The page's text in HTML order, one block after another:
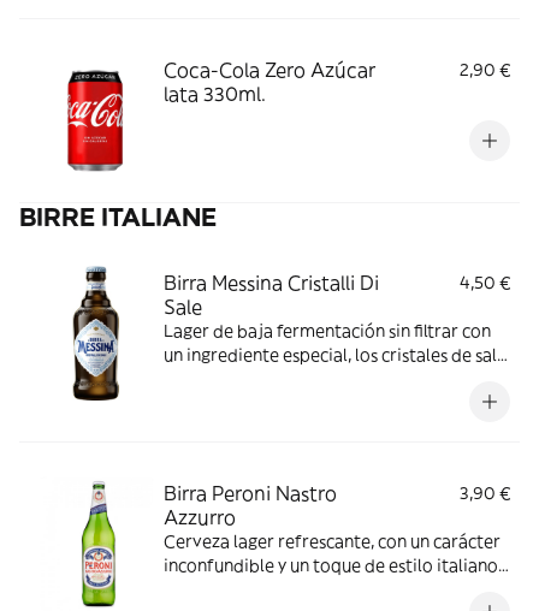
Coca-Cola Zero Azúcar
lata 330ml.
2,90 €
BIRRE ITALIANE
Birra Messina Cristalli Di
Sale
4,50 €
Lager de baja fermentación sin filtrar con
un ingrediente especial, los cristales de sal
Birra Peroni Nastro
Azzurro
3,90 €
Cerveza lager refrescante, con un carácter
inconfundible y un toque de estilo italiano,